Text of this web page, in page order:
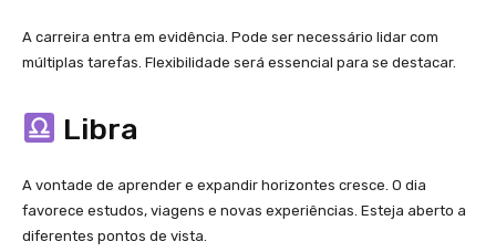
A carreira entra em evidência. Pode ser necessário lidar com
múltiplas tarefas. Flexibilidade será essencial para se destacar.
Libra
A vontade de aprender e expandir horizontes cresce. O dia
favorece estudos, viagens e novas experiências. Esteja aberto a
diferentes pontos de vista.